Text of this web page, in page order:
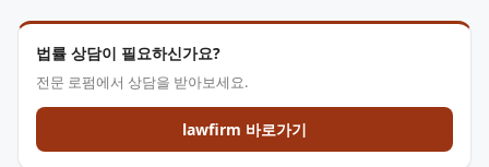
법률 상담이 필요하신가요?
전문 로펌에서 상담을 받아보세요.
lawfirm 바로가기